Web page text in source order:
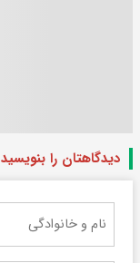
دیدگاهتان را بنویسید